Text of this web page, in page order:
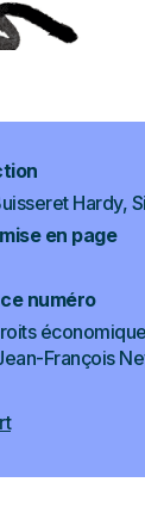
Hardy,
en page
numéro
François